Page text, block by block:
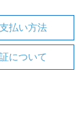
払い方法
について